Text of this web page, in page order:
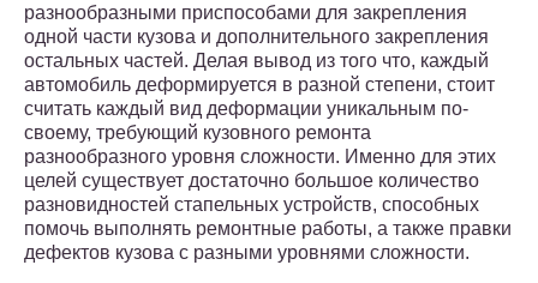
разнообразными приспособами для закрепления
одной части кузова и дополнительного закрепления
остальных частей. Делая вывод из того что, каждый
автомобиль деформируется в разной степени, стоит
считать каждый вид деформации уникальным по-
своему, требующий кузовного ремонта
разнообразного уровня сложности. Именно для этих
целей существует достаточно большое количество
разновидностей стапельных устройств, способных
помочь выполнять ремонтные работы, а также правки
дефектов кузова с разными уровнями сложности.